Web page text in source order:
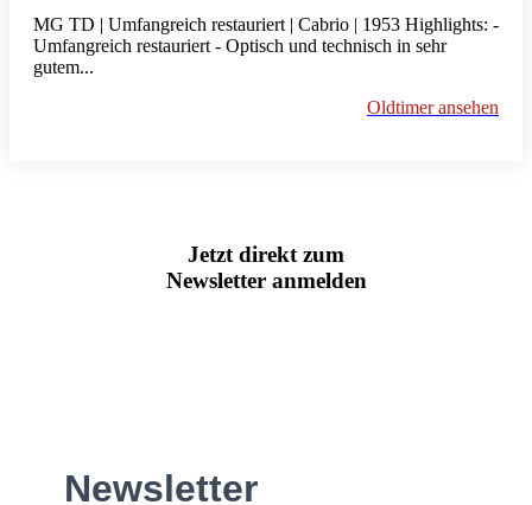
MG TD | Umfangreich restauriert | Cabrio | 1953 Highlights: -
Umfangreich restauriert - Optisch und technisch in sehr
gutem...
Oldtimer ansehen
Jetzt direkt zum
Newsletter anmelden